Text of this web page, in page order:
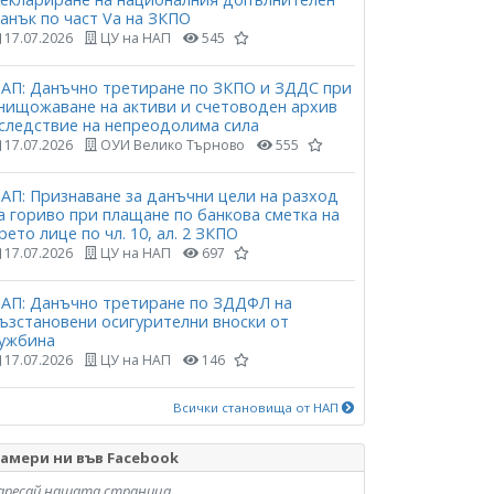
по част Vа на ЗКПО
17.07.2026 ЦУ на НАП 545
Данъчно третиране по ЗКПО и ЗДДС при
на активи и счетоводен архив
на непреодолима сила
17.07.2026 ОУИ Велико Търново 555
Признаване за данъчни цели на разход
гориво при плащане по банкова сметка на
лице по чл. 10, ал. 2 ЗКПО
17.07.2026 ЦУ на НАП 697
Данъчно третиране по ЗДДФЛ на
осигурителни вноски от
17.07.2026 ЦУ на НАП 146
Всички становища от НАП
ни във Facebook